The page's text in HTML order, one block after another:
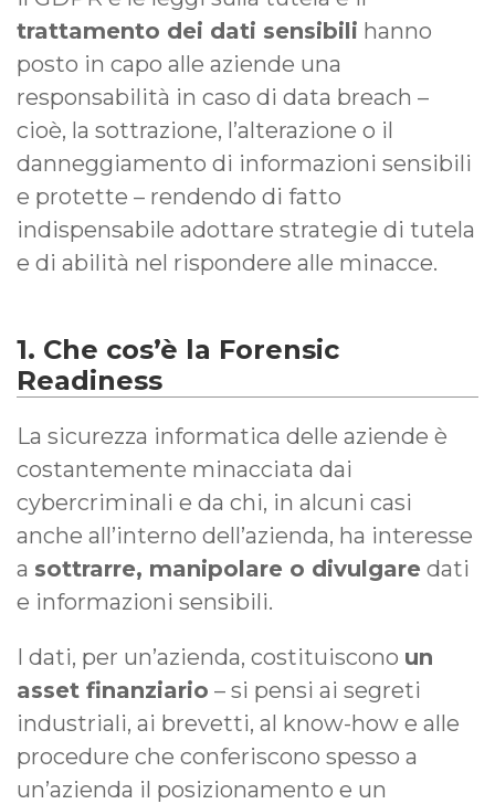
trattamento dei dati sensibili hanno
posto in capo alle aziende una
responsabilità in caso di data breach –
cioè, la sottrazione, l’alterazione o il
danneggiamento di informazioni sensibili
e protette – rendendo di fatto
indispensabile adottare strategie di tutela
e di abilità nel rispondere alle minacce.
1. Che cos’è la Forensic
Readiness
La sicurezza informatica delle aziende è
costantemente minacciata dai
cybercriminali e da chi, in alcuni casi
anche all’interno dell’azienda, ha interesse
a sottrarre, manipolare o divulgare dati
e informazioni sensibili.
I dati, per un’azienda, costituiscono un
asset finanziario – si pensi ai segreti
industriali, ai brevetti, al know-how e alle
procedure che conferiscono spesso a
un’azienda il posizionamento e un